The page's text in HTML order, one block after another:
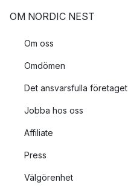
OM NORDIC NEST
Om oss
Omdömen
Det ansvarsfulla företaget
Jobba hos oss
Affiliate
Press
Välgörenhet